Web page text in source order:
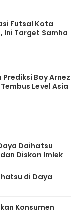
Futsal Kota
Ini Target Samha
Prediksi Boy Arnez
Level Asia
Daihatsu
Diskon Imlek
di Daya
Konsumen